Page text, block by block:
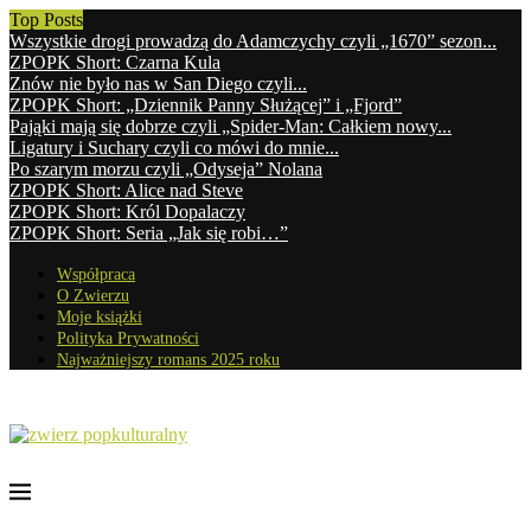
Top Posts
Wszystkie drogi prowadzą do Adamczychy czyli „1670” sezon...
ZPOPK Short: Czarna Kula
Znów nie było nas w San Diego czyli...
ZPOPK Short: „Dziennik Panny Służącej” i „Fjord”
Pająki mają się dobrze czyli „Spider-Man: Całkiem nowy...
Ligatury i Suchary czyli co mówi do mnie...
Po szarym morzu czyli „Odyseja” Nolana
ZPOPK Short: Alice nad Steve
ZPOPK Short: Król Dopalaczy
ZPOPK Short: Seria „Jak się robi…”
Współpraca
O Zwierzu
Moje książki
Polityka Prywatności
Najważniejszy romans 2025 roku